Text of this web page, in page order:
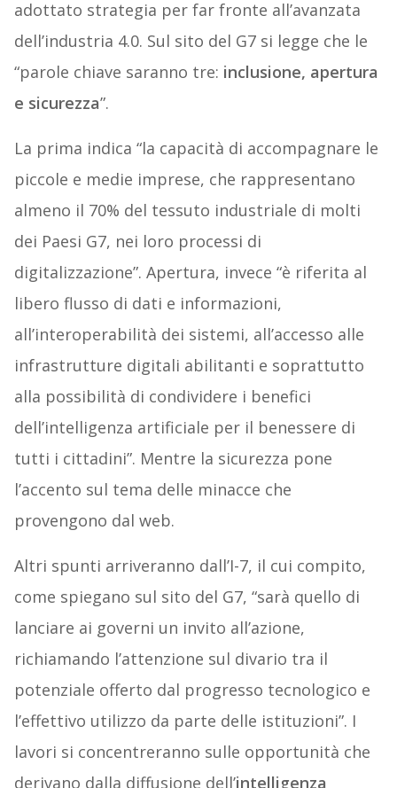
adottato strategia per far fronte all’avanzata
dell’industria 4.0. Sul sito del G7 si legge che le
“parole chiave saranno tre: inclusione, apertura
e sicurezza”.
La prima indica “la capacità di accompagnare le
piccole e medie imprese, che rappresentano
almeno il 70% del tessuto industriale di molti
dei Paesi G7, nei loro processi di
digitalizzazione”. Apertura, invece “è riferita al
libero flusso di dati e informazioni,
all’interoperabilità dei sistemi, all’accesso alle
infrastrutture digitali abilitanti e soprattutto
alla possibilità di condividere i benefici
dell’intelligenza artificiale per il benessere di
tutti i cittadini”. Mentre la sicurezza pone
l’accento sul tema delle minacce che
provengono dal web.
Altri spunti arriveranno dall’I-7, il cui compito,
come spiegano sul sito del G7, “sarà quello di
lanciare ai governi un invito all’azione,
richiamando l’attenzione sul divario tra il
potenziale offerto dal progresso tecnologico e
l’effettivo utilizzo da parte delle istituzioni”. I
lavori si concentreranno sulle opportunità che
derivano dalla diffusione dell’intelligenza